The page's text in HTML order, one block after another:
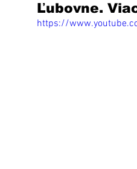
Ľubovne.
https://